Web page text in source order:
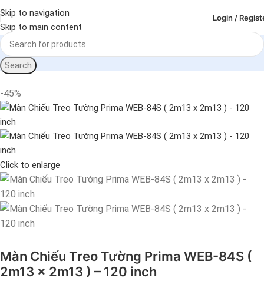
Skip to navigation
Skip to main content
Login /
Search
Trang chủ
-45%
Click to enlarge
Màn Chiếu Treo Tường Prima WEB-84S (
2m13 x 2m13 ) – 120 inch